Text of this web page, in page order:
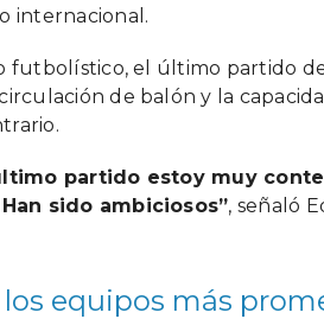
internacional.
futbolístico, el último partido
de balón y la
partido estoy muy
sido ambiciosos”, señaló
los equipos más